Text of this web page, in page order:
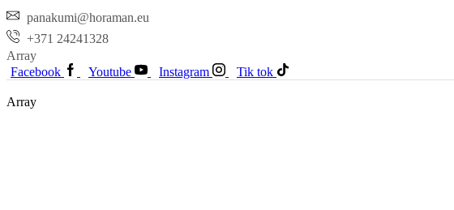
panakumi@horaman.eu
+371 24241328
Array
Facebook
Youtube Instagram Tik tok
Array